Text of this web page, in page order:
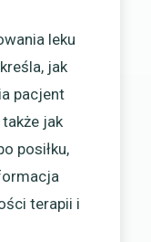
leku
jak
pacjent
jak
posiłku,
terapii i